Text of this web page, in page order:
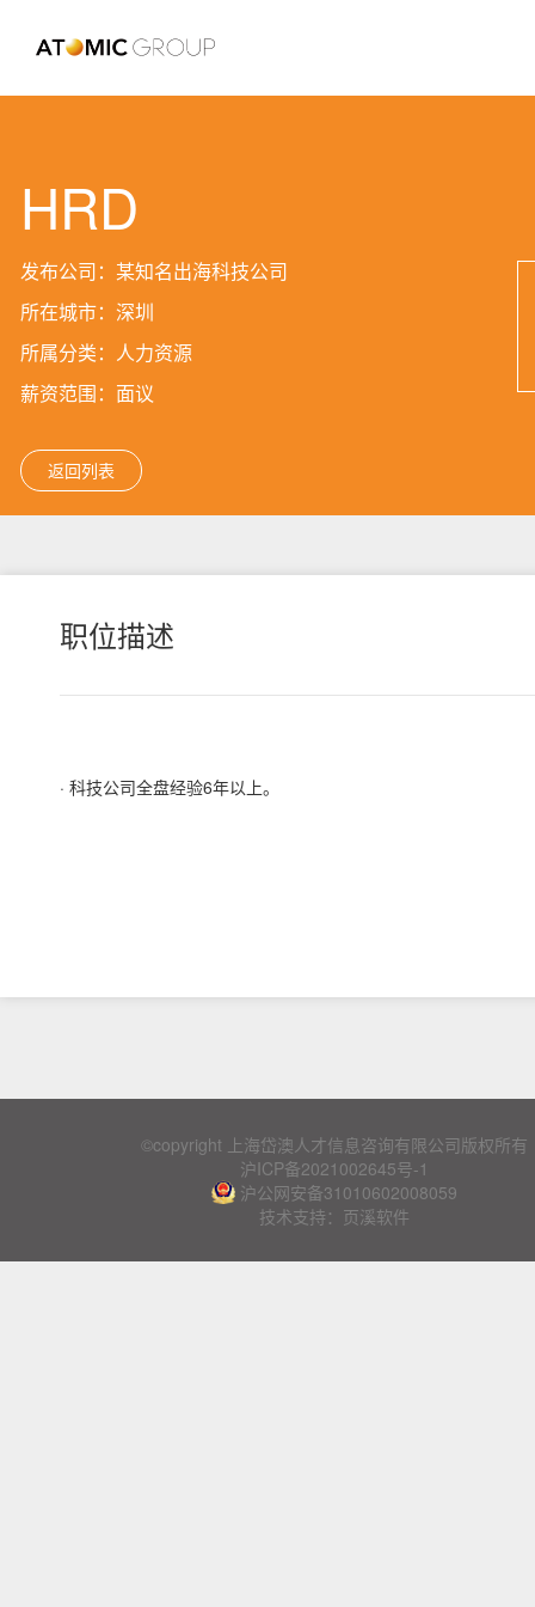
HRD
发布公司：某知名出海科技公司
所在城市：深圳
所属分类：人力资源
薪资范围：面议
返回列表
职位描述
· 科技公司全盘经验6年以上。
©copyright 上海岱澳人才信息咨询有限公司版权所有
沪ICP备2021002645号-1
沪公网安备31010602008059
技术支持：页溪软件